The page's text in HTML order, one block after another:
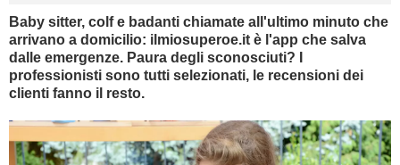
GASTRONOMIA
CAPELLI
SESSO
Baby sitter, colf e badanti chiamate all'ultimo minuto che
arrivano a domicilio: ilmiosuperoe.it è l'app che salva
dalle emergenze. Paura degli sconosciuti? I
professionisti sono tutti selezionati, le recensioni dei
clienti fanno il resto.